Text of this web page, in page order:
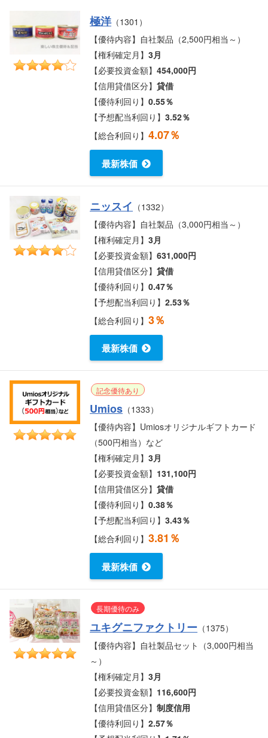
極洋（1301）
【優待内容】自社製品（2,500円相当～）
【権利確定月】3月
【必要投資金額】454,000円
【信用貸借区分】貸借
【優待利回り】0.55％
【予想配当利回り】3.52％
【総合利回り】4.07％
最新株価
ニッスイ （1332）
【優待内容】自社製品（3,000円相当～）
【権利確定月】3月
【必要投資金額】631,000円
【信用貸借区分】貸借
【優待利回り】0.47％
【予想配当利回り】2.53％
【総合利回り】3％
最新株価
記念優待あり
Umios （1333）
【優待内容】Umiosオリジナルギフトカード
（500円相当）など
【権利確定月】3月
【必要投資金額】 131,100円
【信用貸借区分】貸借
【優待利回り】0.38％
【予想配当利回り】3.43％
【総合利回り】3.81％
最新株価
長期優待のみ
ユキグニファクトリー （1375）
【優待内容】自社製品セット（3,000円相当
～）
【権利確定月】3月
【必要投資金額】 116,600円
【信用貸借区分】制度信用
【優待利回り】2.57％